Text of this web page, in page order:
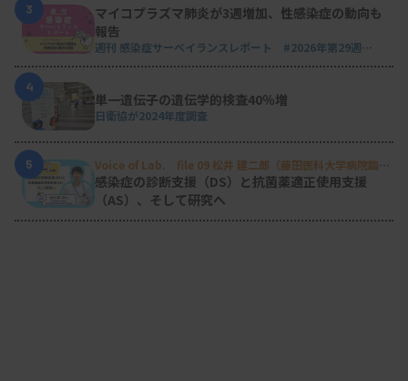
3
マイコプラズマ肺炎が3週増加、性感染症の動向も
報告
週刊 感染症サーベイランスレポート #2026年第29週
4
単一遺伝子の遺伝学的検査40％増
日衛協が2024年度調査
5
Voice of Lab. file 09 松井 建二郎（藤田医科大学病院臨床
検査部微生物遺伝子検査室）
感染症の診断支援（DS）と抗菌薬適正使用支援
（AS）、そして研究へ